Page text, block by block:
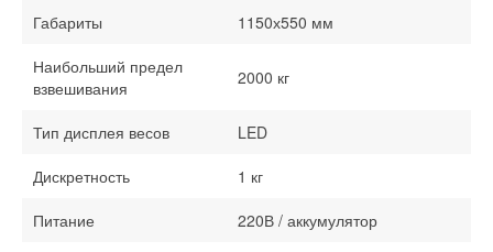
Габариты
1150х550 мм
Наибольший предел
взвешивания
2000 кг
Тип дисплея весов
LED
Дискретность
1 кг
Питание
220В / аккумулятор